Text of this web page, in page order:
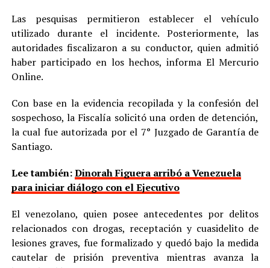
Las pesquisas permitieron establecer el vehículo
utilizado durante el incidente. Posteriormente, las
autoridades fiscalizaron a su conductor, quien admitió
haber participado en los hechos, informa El Mercurio
Online.
Con base en la evidencia recopilada y la confesión del
sospechoso, la Fiscalía solicitó una orden de detención,
la cual fue autorizada por el 7° Juzgado de Garantía de
Santiago.
Lee también:Dinorah Figuera arribó a Venezuela
para iniciar diálogo con el Ejecutivo
El venezolano, quien posee antecedentes por delitos
relacionados con drogas, receptación y cuasidelito de
lesiones graves, fue formalizado y quedó bajo la medida
cautelar de prisión preventiva mientras avanza la